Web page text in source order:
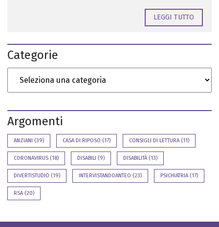
LEGGI TUTTO
Categorie
Argomenti
ANZIANI (39) CASA DI RIPOSO (17) CONSIGLI DI LETTURA (11)
CORONAVIRUS (18) DISABILI (9) DISABILITÀ (13)
DIVERTISTUDIO (19) INTERVISTANDOANTEO (23) PSICHIATRIA (17)
RSA (20)